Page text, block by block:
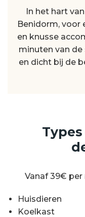
In het hart
Benidorm, voor
en knusse
minuten van
en dicht bij de
Vanaf 39€ per
Huisdieren
Koelkast